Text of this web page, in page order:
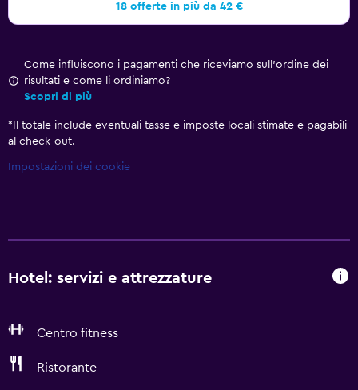
18 offerte in più da 42 €
Come influiscono i pagamenti che riceviamo sull'ordine dei
risultati e come li ordiniamo?
Scopri di più
* Il totale include eventuali tasse e imposte locali stimate e pagabili
al check-out.
Impostazioni dei cookie
Hotel: servizi e attrezzature
Centro fitness
Ristorante